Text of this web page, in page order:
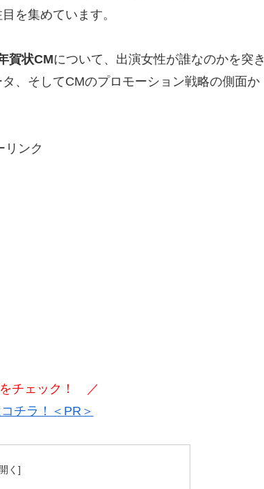
を集めています。
賀状CMについて、出演女性が誰なのかを突き
、そしてCMのプロモーション戦略の側面か
リンク
チェック！ ／
チラ！＜PR＞